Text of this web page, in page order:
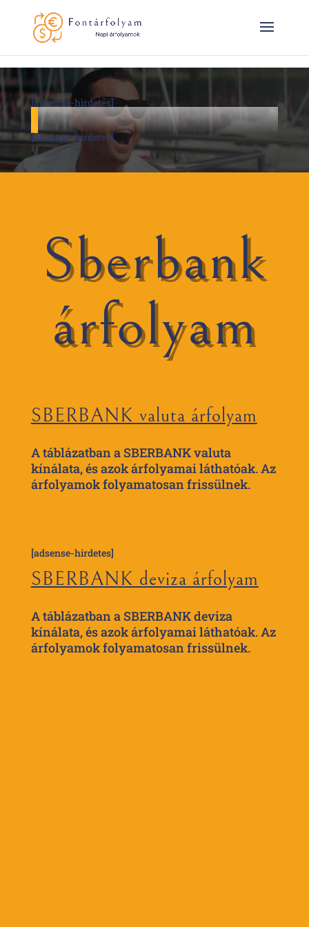
[adsense-hirdetes]
[adsense-hirdetes]
Sberbank
árfolyam
SBERBANK valuta árfolyam
A táblázatban a SBERBANK valuta
kínálata, és azok árfolyamai láthatóak. Az
árfolyamok folyamatosan frissülnek.
[adsense-hirdetes]
SBERBANK deviza árfolyam
A táblázatban a SBERBANK deviza
kínálata, és azok árfolyamai láthatóak. Az
árfolyamok folyamatosan frissülnek.